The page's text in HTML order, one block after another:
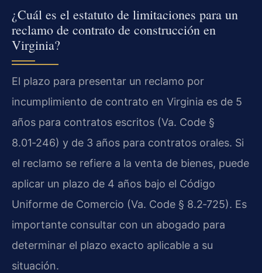
¿Cuál es el estatuto de limitaciones para un
reclamo de contrato de construcción en
Virginia?
El plazo para presentar un reclamo por
incumplimiento de contrato en Virginia es de 5
años para contratos escritos (Va. Code §
8.01‑246) y de 3 años para contratos orales. Si
el reclamo se refiere a la venta de bienes, puede
aplicar un plazo de 4 años bajo el Código
Uniforme de Comercio (Va. Code § 8.2‑725). Es
importante consultar con un abogado para
determinar el plazo exacto aplicable a su
situación.